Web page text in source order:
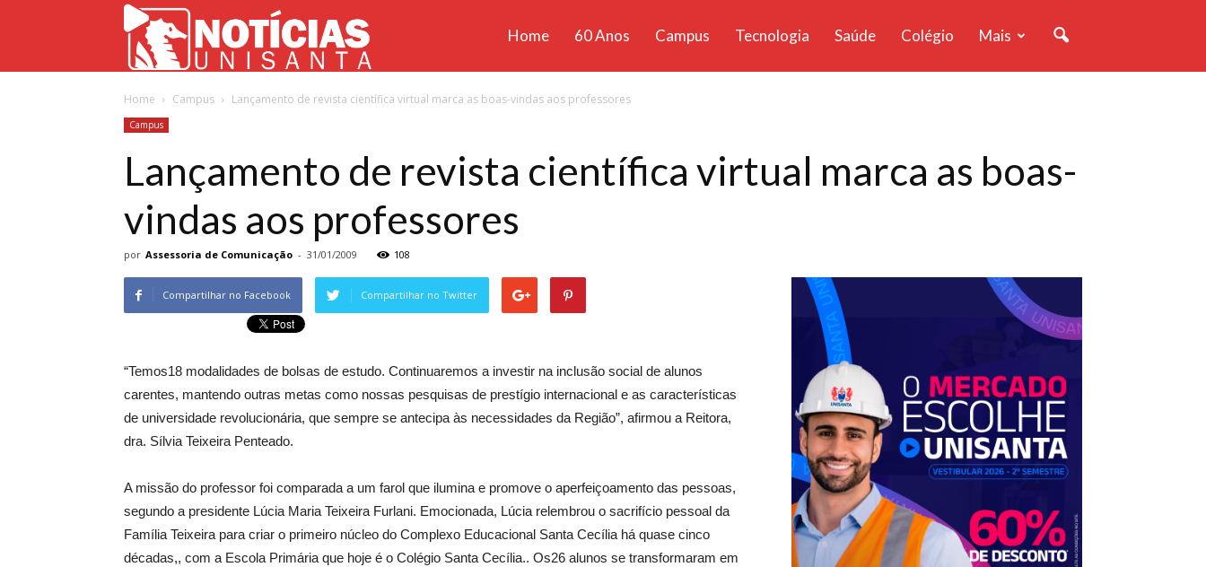
Unisanta
Home 60 Anos Campus Tecnologia Saúde Colégio Mais
Home Campus Lançamento de revista científica virtual marca as boas-vindas aos professores
Campus
Lançamento de revista científica virtual marca as boas-
vindas aos professores
por Assessoria de Comunicação - 31/01/2009 108
Compartilhar no Facebook Compartilhar no Twitter
“Temos18 modalidades de bolsas de estudo. Continuaremos a investir na inclusão social de alunos
carentes, mantendo outras metas como nossas pesquisas de prestígio internacional e as características
de universidade revolucionária, que sempre se antecipa às necessidades da Região”, afirmou a Reitora,
dra. Sílvia Teixeira Penteado.
A missão do professor foi comparada a um farol que ilumina e promove o aperfeiçoamento das pessoas,
segundo a presidente Lúcia Maria Teixeira Furlani. Emocionada, Lúcia relembrou o sacrifício pessoal da
Família Teixeira para criar o primeiro núcleo do Complexo Educacional Santa Cecília há quase cinco
décadas,, com a Escola Primária que hoje é o Colégio Santa Cecília.. Os26 alunos se transformaram em